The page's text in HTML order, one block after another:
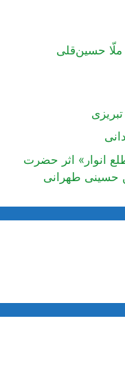
ملّا حسین‌قلی
انوار» اثر حضرت
حسینی طهرانی